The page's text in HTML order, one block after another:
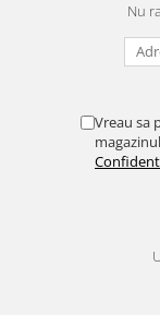
Nu
Vreau sa